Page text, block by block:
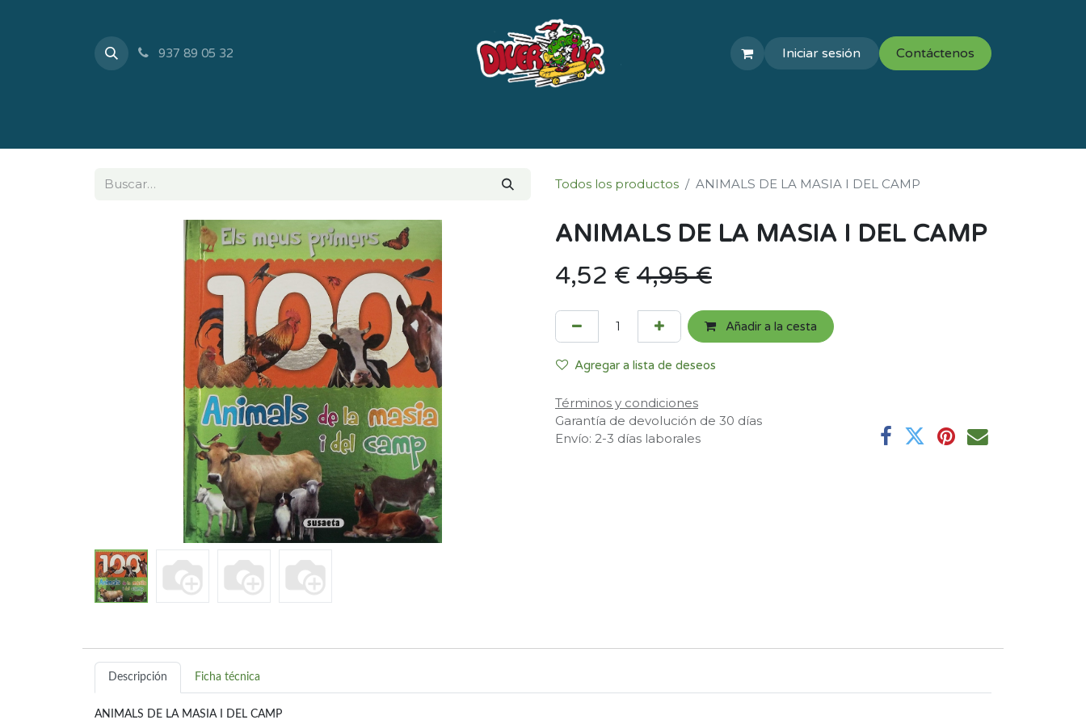
937 89 05 32 Iniciar sesión Contáctenos
Todos los productos ANIMALS DE LA MASIA I DEL CAMP
ANIMALS DE LA MASIA I DEL CAMP
4,52 € 4,95€
Añadir a la cesta
Agregar a lista de deseos
Términos y condiciones
Garantía de devolución de 30 días
Envío: 2-3 días laborales
Descripción Ficha técnica
ANIMALS DE LA MASIA I DEL CAMP